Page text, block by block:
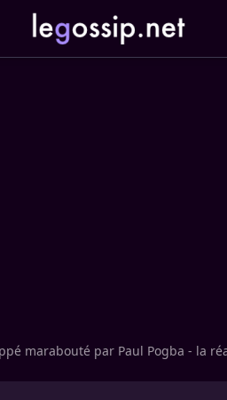
marabouté par Paul Pogba - la